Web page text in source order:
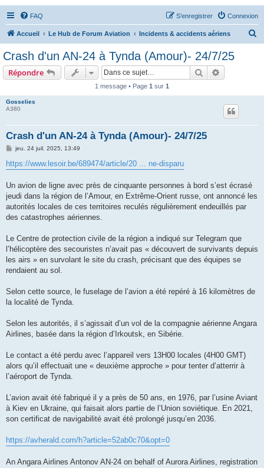
FAQ Connexion
S’enregistrer
Accueil Le Hub de Forum Aviation Incidents & accidents aériens
Crash d'un AN-24 à Tynda (Amour)- 24/7/25
Répondre Rechercher
1 message • Page 1 sur 1
Gosselies
A380
Crash d'un AN-24 à Tynda (Amour)- 24/7/25
M
s
s
g
e
jeu. 24 juil. 2025, 13:49
https://www.lesoir.be/689474/article/20 ... ne-disparu
Un avion de ligne avec près de cinquante personnes à bord s’est écrasé
jeudi dans la région de l’Amour, en Extrême-Orient russe, ont annoncé les
autorités locales de ces territoires reculés régulièrement endeuillés par
des catastrophes aériennes.
Le Centre de protection civile de la région a indiqué sur Telegram que
l’hélicoptère des secouristes n’avait pas « découvert de survivants depuis
les airs » en survolant le site du crash, précisant que des équipes se
rendaient au sol.
Selon cette source, le fuselage de l’avion a été repéré à 16 kilomètres de
la localité de Tynda.
Selon les autorités, il s’agissait d’un vol de la compagnie aérienne Angara
Airlines, basée dans la région d’Irkoutsk, en Sibérie.
Le contact a été perdu avec l’appareil vers 13H00 locales (4H00 GMT)
alors qu’il effectuait une « deuxième approche » pour tenter d’atterrir à
l’aéroport de Tynda.
L’avion avait été fabriqué il y a près de 50 ans, en 1976, par l’usine Aviant
à Kiev en Ukraine, qui faisait alors partie de l’Union soviétique. En 2021,
son certificat de navigabilité avait été prolongé jusqu’en 2036.
https://avherald.com/h?article=52ab0c70&opt=0
An Angara Airlines Antonov AN-24 on behalf of Aurora Airlines, registration